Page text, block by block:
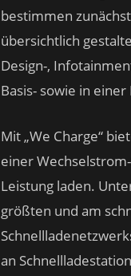
bestimmen
übersichtlich
Design-,
Basis- sowie in
Mit „We Charge“
einer
Leistung laden.
größten und am
an